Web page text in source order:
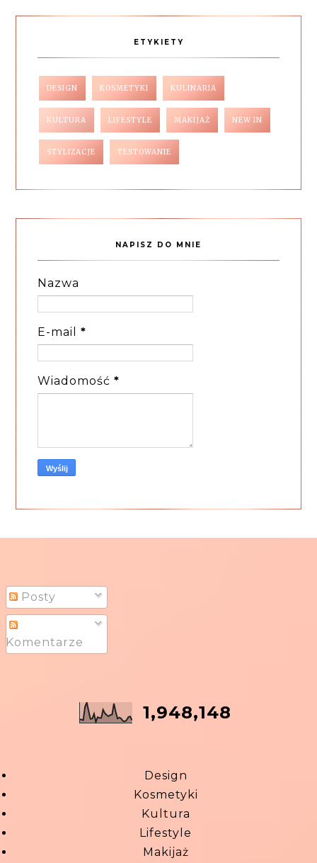
ETYKIETY
DESIGN KOSMETYKI KULINARIA
KULTURA LIFESTYLE MAKIJAŻ NEW IN
STYLIZACJE TESTOWANIE
NAPISZ DO MNIE
Nazwa
E-mail*
Wiadomość*
Posty
Komentarze
1,948,148
Design
Kosmetyki
Kultura
Lifestyle
Makijaż